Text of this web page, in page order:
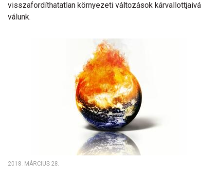
visszafordíthatatlan környezeti változások kárvallottjaivá
válunk.
2018. MÁRCIUS 28.